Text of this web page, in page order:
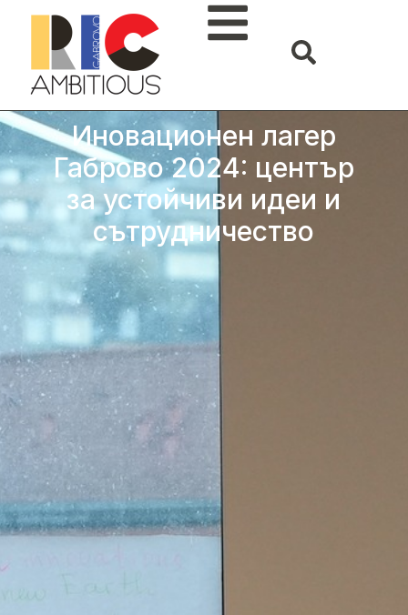
Иновационен лагер
Габрово 2024: център
за устойчиви идеи и
сътрудничество